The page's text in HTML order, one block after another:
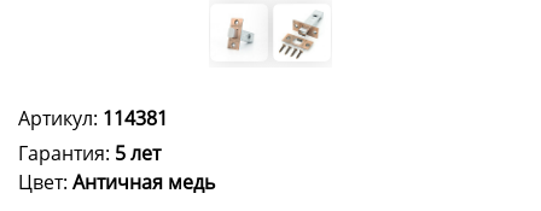
Артикул: 114381
Гарантия: 5 лет
Цвет: Античная медь